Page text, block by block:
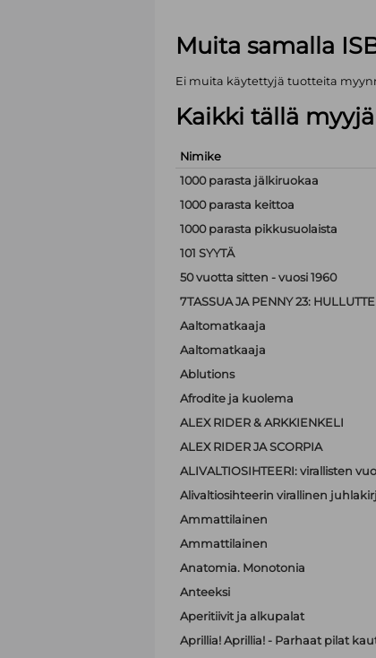
Muita samalla
Ei muita käytettyjä tuotteita
Kaikki tällä
Nimike
1000 parasta jälkiruokaa
1000 parasta keittoa
1000 parasta pikkusuolaista
101 SYYTÄ
50 vuotta sitten - vuosi 1960
7TASSUA JA PENNY 23:
Aaltomatkaaja
Aaltomatkaaja
Ablutions
Afrodite ja kuolema
ALEX RIDER & ARKKIENKELI
ALEX RIDER JA SCORPIA
ALIVALTIOSIHTEERI: virallisten
Alivaltiosihteerin virallinen
Ammattilainen
Ammattilainen
Anatomia. Monotonia
Anteeksi
Aperitiivit ja alkupalat
Aprillia! Aprillia! - Parhaat pilat